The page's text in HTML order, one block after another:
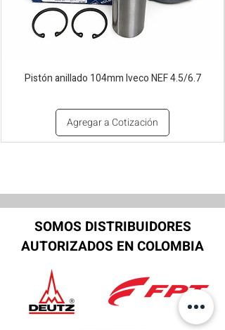
Pistón anillado 104mm Iveco NEF 4.5/6.7
Agregar a Cotización
SOMOS DISTRIBUIDORES
AUTORIZADOS EN COLOMBIA